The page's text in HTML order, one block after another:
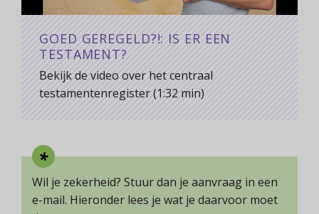
GOED GEREGELD?!: IS ER EEN
TESTAMENT?
Bekijk de video over het centraal
testamentenregister (1:32 min)
Wil je zekerheid? Stuur dan je aanvraag in een
e-mail. Hieronder lees je wat je daarvoor moet